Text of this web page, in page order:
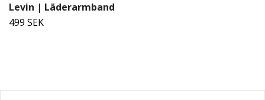
Levin | Läderarmband
499 SEK